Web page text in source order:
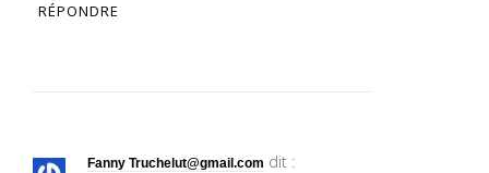
RÉPONDRE
Fanny Truchelut@gmail.com dit :